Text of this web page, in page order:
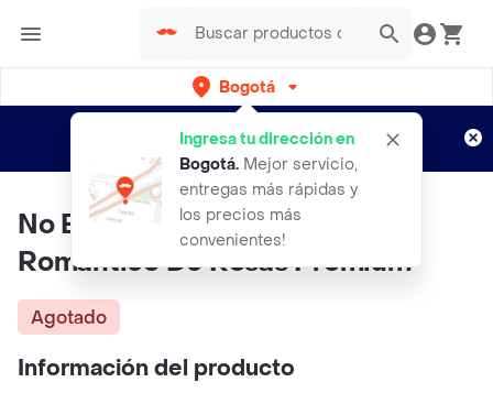
Bogotá
Ingresa tu dirección en
Bogotá. Mejor servicio,
entregas más rápidas y
los precios más
convenientes!
envíos gratis por semanas
Aplican TyC
No Era Carreta | Bouquet
Romántico De Rosas Premium
Agotado
Información del producto